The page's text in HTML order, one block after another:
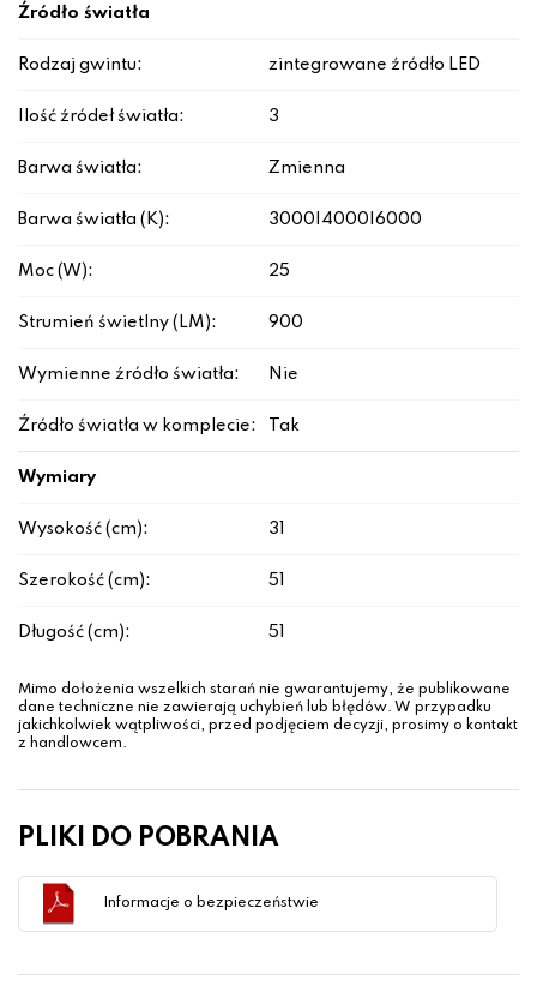
Źródło światła
Rodzaj gwintu: zintegrowane źródło LED
Ilość źródeł światła: 3
Barwa światła: Zmienna
Barwa światła (K): 3000|4000|6000
Moc (W): 25
Strumień świetlny (LM): 900
Wymienne źródło światła: Nie
Źródło światła w komplecie: Tak
Wymiary
Wysokość (cm): 31
Szerokość (cm): 51
Długość (cm): 51
Mimo dołożenia wszelkich starań nie gwarantujemy, że publikowane
dane techniczne nie zawierają uchybień lub błędów. W przypadku
jakichkolwiek wątpliwości, przed podjęciem decyzji, prosimy o kontakt
z handlowcem.
PLIKI DO POBRANIA
Informacje o bezpieczeństwie